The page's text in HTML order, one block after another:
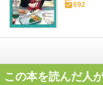
692
この本を読んだ人